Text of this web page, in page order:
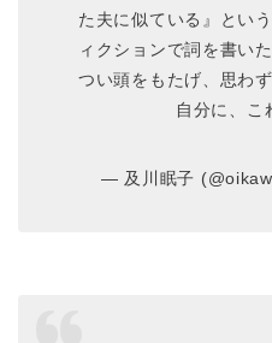
た夫に似ている』とい
ィクションで詞を書い
つい頭をもたげ、思わ
自分に、こ
— 及川眠子